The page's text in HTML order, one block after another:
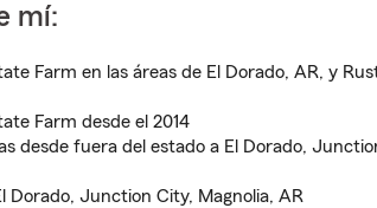
mí:
Farm en las áreas de El Dorado, AR, y
Farm desde el 2014
desde fuera del estado a El Dorado,
Dorado, Junction City, Magnolia, AR